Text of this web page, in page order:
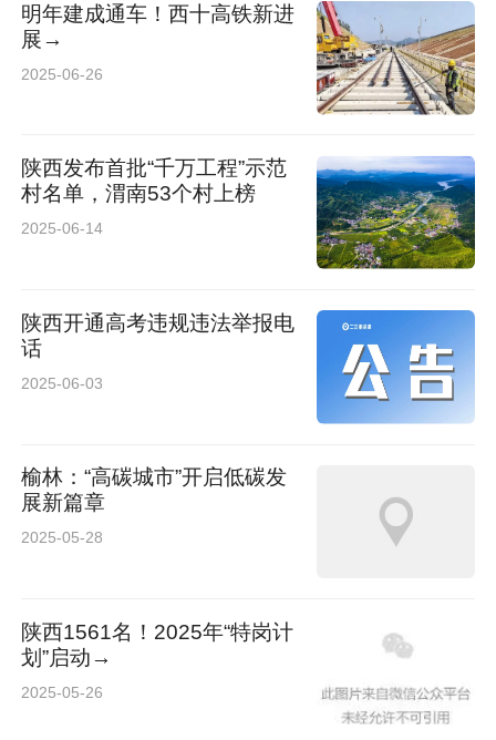
明年建成通车！西十高铁新进
展→
2025-06-26
陕西发布首批“千万工程”示范
村名单，渭南53个村上榜
2025-06-14
陕西开通高考违规违法举报电
话
2025-06-03
榆林：“高碳城市”开启低碳发
展新篇章
2025-05-28
陕西1561名！2025年“特岗计
划”启动→
2025-05-26